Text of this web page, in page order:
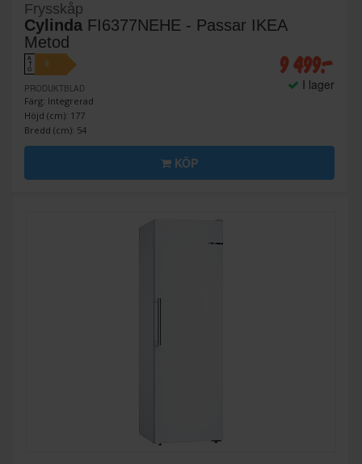
Frysskåp
Cylinda FI6377NEHE - Passar IKEA
Metod
A
↑
G
E
PRODUKTBLAD
Färg: Integrerad
Höjd (cm): 177
Bredd (cm): 54
9 499:-
I lager
KÖP